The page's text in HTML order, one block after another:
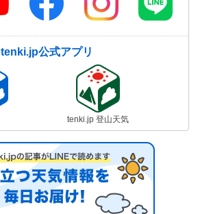
tenki.jp公式アプリ
tenki.jp 登山天気